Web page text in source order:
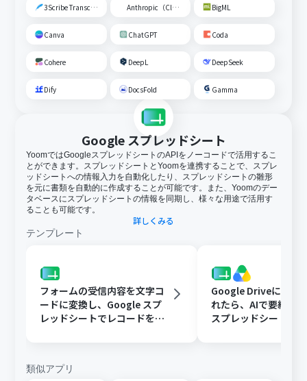
3Scribe Transcription Anthropic（Claude） BigML
Canva ChatGPT Coda
Cohere DeepL DeepSeek
Dify DocsFold Gamma
Google スプレッドシート
YoomではGoogleスプレッドシートのAPIをノーコードで活用するこ
とができます。スプレッドシートとYoomを連携することで、スプレ
ッドシートへの情報入力を自動化したり、スプレッドシートの雛形
を元に書類を自動的に作成することが可能です。また、Yoomのデー
タベースにスプレッドシートの情報を同期し、様々な用途で活用す
ることも可能です。
詳しくみる
テンプレート
フォームの受信内容を文字コ
ードに変換し、Google スプ
レッドシートでレコードを追
Google Driveに文書
れたら、AIで要約し
スプレッドシートの
類似アプリ